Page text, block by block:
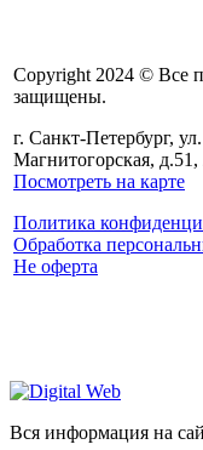
Copyright 2024 © Все
защищены.
г. Санкт-Петербург, ул.
Магнитогорская,
Посмотреть на карте
Политика
Обработка
Не оферта
Вся информация на